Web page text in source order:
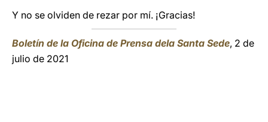
Y no se olviden de rezar por mí. ¡Gracias!
Boletín de la Oficina de Prensa dela Santa Sede, 2 de
julio de 2021